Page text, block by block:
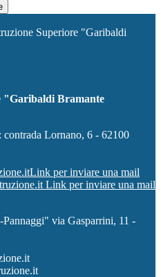
Superiore "Garibaldi
"Garibaldi Bramante
Lornano, 6 - 62100
Link per inviare una mail
Link per inviare una mail
Pannaggi" via Gasparrini, 11 -